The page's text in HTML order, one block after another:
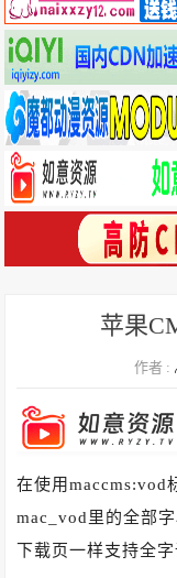
苹果
作者 :
在使用maccms:vod
mac_vod里的全部
下载页一样支持全字